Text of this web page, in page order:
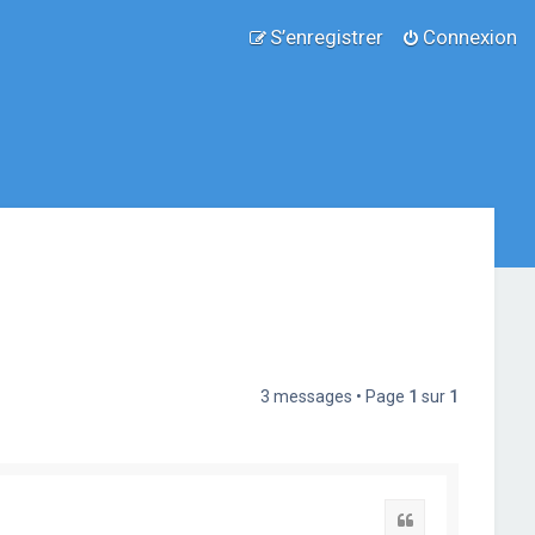
Connexion
S’enregistrer
3 messages • Page 1 sur 1